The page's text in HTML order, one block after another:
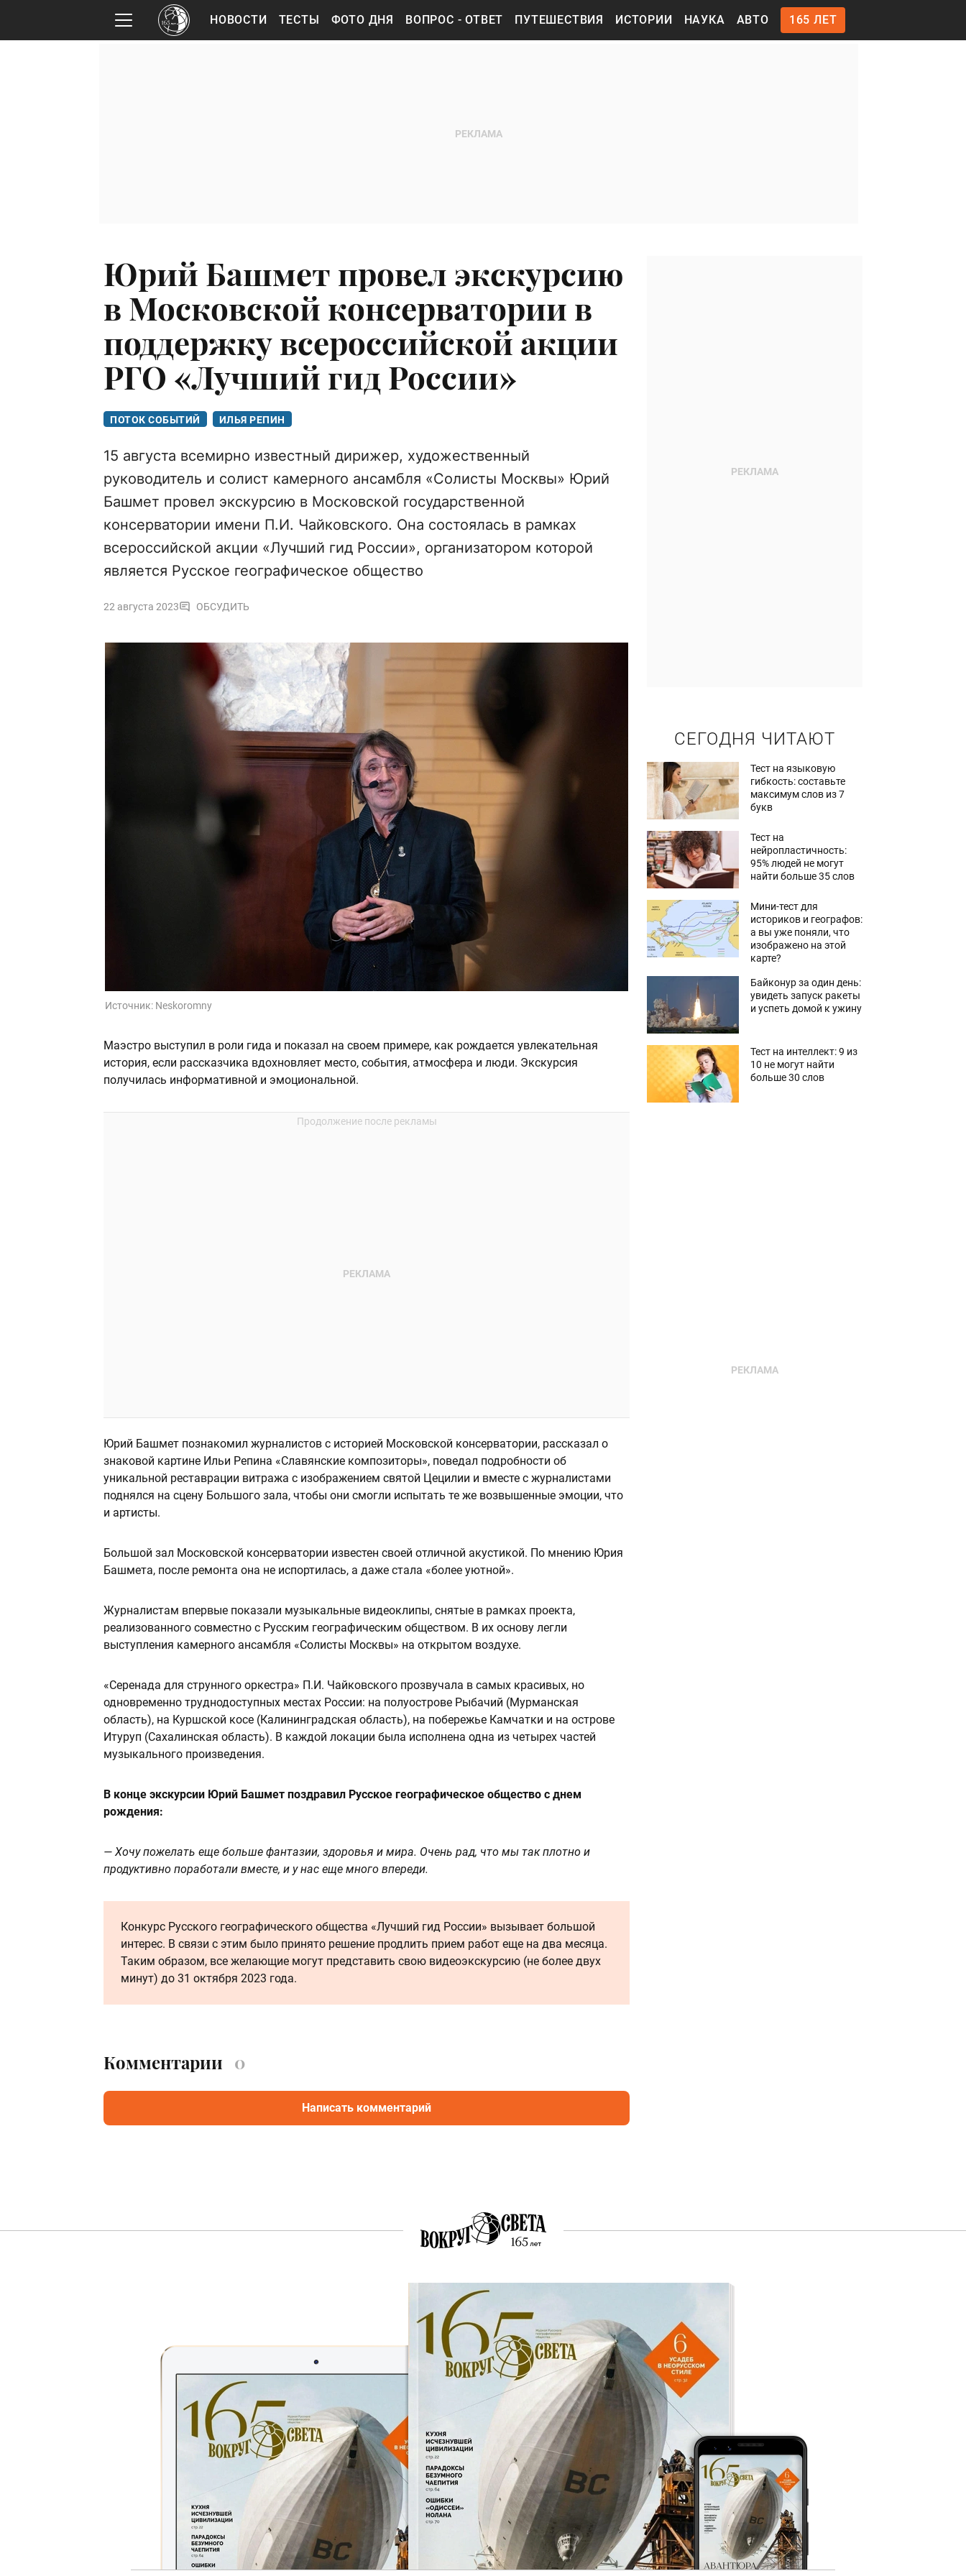
НОВОСТИ ТЕСТЫ ФОТО ДНЯ ВОПРОС - ОТВЕТ ПУТЕШЕСТВИЯ ИСТОРИИ НАУКА АВТО 165 ЛЕТ
Юрий Башмет провел экскурсию
в Московской консерватории в
поддержку всероссийской акции
РГО «Лучший гид России»
ПОТОК СОБЫТИЙ ИЛЬЯ РЕПИН
15 августа всемирно известный дирижер, художественный
руководитель и солист камерного ансамбля «Солисты Москвы» Юрий
Башмет провел экскурсию в Московской государственной
консерватории имени П.И. Чайковского. Она состоялась в рамках
всероссийской акции «Лучший гид России», организатором которой
является Русское географическое общество
22 августа 2023 ОБСУДИТЬ
Источник: Neskoromny
Маэстро выступил в роли гида и показал на своем примере, как рождается увлекательная
история, если рассказчика вдохновляет место, события, атмосфера и люди. Экскурсия
получилась информативной и эмоциональной.
Юрий Башмет познакомил журналистов с историей Московской консерватории, рассказал о
знаковой картине Ильи Репина «Славянские композиторы», поведал подробности об
уникальной реставрации витража с изображением святой Цецилии и вместе с журналистами
поднялся на сцену Большого зала, чтобы они смогли испытать те же возвышенные эмоции, что
и артисты.
Большой зал Московской консерватории известен своей отличной акустикой. По мнению Юрия
Башмета, после ремонта она не испортилась, а даже стала «более уютной».
Журналистам впервые показали музыкальные видеоклипы, снятые в рамках проекта,
реализованного совместно с Русским географическим обществом. В их основу легли
выступления камерного ансамбля «Солисты Москвы» на открытом воздухе.
«Серенада для струнного оркестра» П.И. Чайковского прозвучала в самых красивых, но
одновременно труднодоступных местах России: на полуострове Рыбачий (Мурманская
область), на Куршской косе (Калининградская область), на побережье Камчатки и на острове
Итуруп (Сахалинская область). В каждой локации была исполнена одна из четырех частей
музыкального произведения.
В конце экскурсии Юрий Башмет поздравил Русское географическое общество с днем
рождения:
— Хочу пожелать еще больше фантазии, здоровья и мира. Очень рад, что мы так плотно и
продуктивно поработали вместе, и у нас еще много впереди.
Конкурс Русского географического общества «Лучший гид России» вызывает большой
интерес. В связи с этим было принято решение продлить прием работ еще на два месяца.
Таким образом, все желающие могут представить свою видеоэкскурсию (не более двух
минут) до 31 октября 2023 года.
СЕГОДНЯ ЧИТАЮТ
Тест на языковую
гибкость: составьте
максимум слов из 7
букв
Тест на
нейропластичность:
95% людей не могут
найти больше 35 слов
Мини-тест для
историков и географов:
а вы уже поняли, что
изображено на этой
карте?
Байконур за один день:
увидеть запуск ракеты
и успеть домой к ужину
Тест на интеллект: 9 из
10 не могут найти
больше 30 слов
Комментарии 0
Написать комментарий